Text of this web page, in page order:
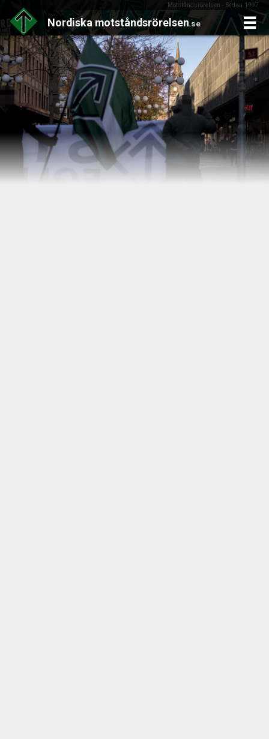
Motståndsrörelsen - Sedan 1997
Nordiska motståndsrörelsen.se
Skip
to
content